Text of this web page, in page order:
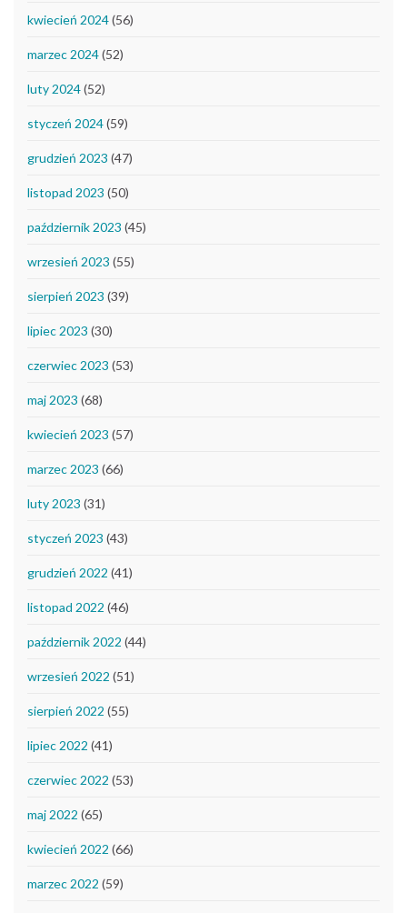
kwiecień 2024(56)
marzec 2024(52)
luty 2024(52)
styczeń 2024(59)
grudzień 2023 (47)
listopad 2023 (50)
październik 2023 (45)
wrzesień 2023 (55)
sierpień 2023 (39)
lipiec 2023 (30)
czerwiec 2023 (53)
maj 2023 (68)
kwiecień 2023 (57)
marzec 2023 (66)
luty 2023 (31)
styczeń 2023 (43)
grudzień 2022 (41)
listopad 2022 (46)
październik 2022 (44)
wrzesień 2022 (51)
sierpień 2022 (55)
lipiec 2022 (41)
czerwiec 2022 (53)
maj 2022 (65)
kwiecień 2022 (66)
marzec 2022 (59)